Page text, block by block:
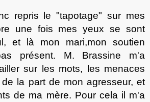
repris le "tapotage" sur mes
une fois mes yeux se sont
et là mon mari,mon soutien
présent. M. Brassine m'a
sur les mots, les menaces
la part de mon agresseur, et
de ma mère. Pour cela il m'a